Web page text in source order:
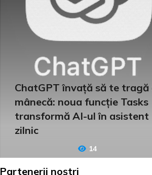
ChatGPT învață să te tragă
mânecă: noua funcție Tasks
transformă AI-ul în asistent
zilnic
14
Partenerii noștri